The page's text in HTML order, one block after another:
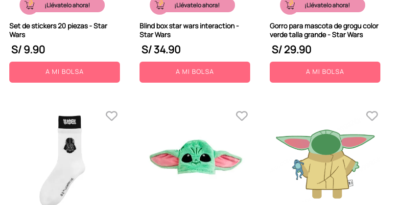
¡Llévatelo ahora!
Set de stickers 20 piezas - Star
Wars
S/9.90
A MI BOLSA
¡Llévatelo ahora!
Blind box star wars interaction -
Star Wars
S/34.90
A MI BOLSA
¡Llévatelo ahora!
Gorro para mascota de grogu color
verde talla grande - Star Wars
S/29.90
A MI BOLSA